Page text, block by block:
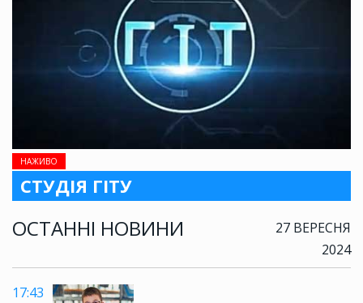
НАЖИВО
СТУДІЯ ГІТУ
ОСТАННІ НОВИНИ
27 ВЕРЕСНЯ
2024
17:43